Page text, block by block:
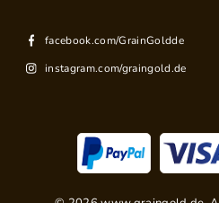
facebook.com/GrainGoldde
instagram.com/graingold.de